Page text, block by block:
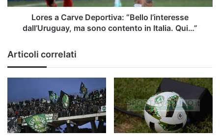
sono
contentoLores a Carve Deportiva: “Bello l’interesse
dall’Uruguay, ma sono contento in Italia. Qui…”
Articoli correlati